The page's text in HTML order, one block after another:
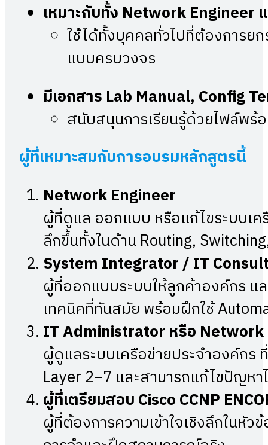
เหมาะกับทั้ง Network Engineer
ใช้ได้ทั้งบุคคลทั่วไปที่ต้องการย
แบบครบวงจร
มีเอกสาร Lab Manual, Config
สนับสนุนการเรียนรู้ด้วยไฟล์พร้อ
ผู้ที่เหมาะสมกับการอบรมหลักสูตรนี้
Network Engineer
ผู้ที่ดูแล ออกแบบ หรือแก้ไขระบบเค
ลึกขึ้นทั้งในด้าน Routing,
System Integrator / IT
ผู้ที่ออกแบบระบบให้ลูกค้าองค์กร
เทคนิคที่ทันสมัย พร้อมฝึกใช้
IT Administrator หรือ Network
ผู้ดูแลระบบเครือข่ายประจำองค์กร
Layer 2–7 และสามารถแก้ไขปัญห
ผู้ที่เตรียมสอบCisco CCNP
ผู้ที่ต้องการความเข้าใจเชิงลึกในหั